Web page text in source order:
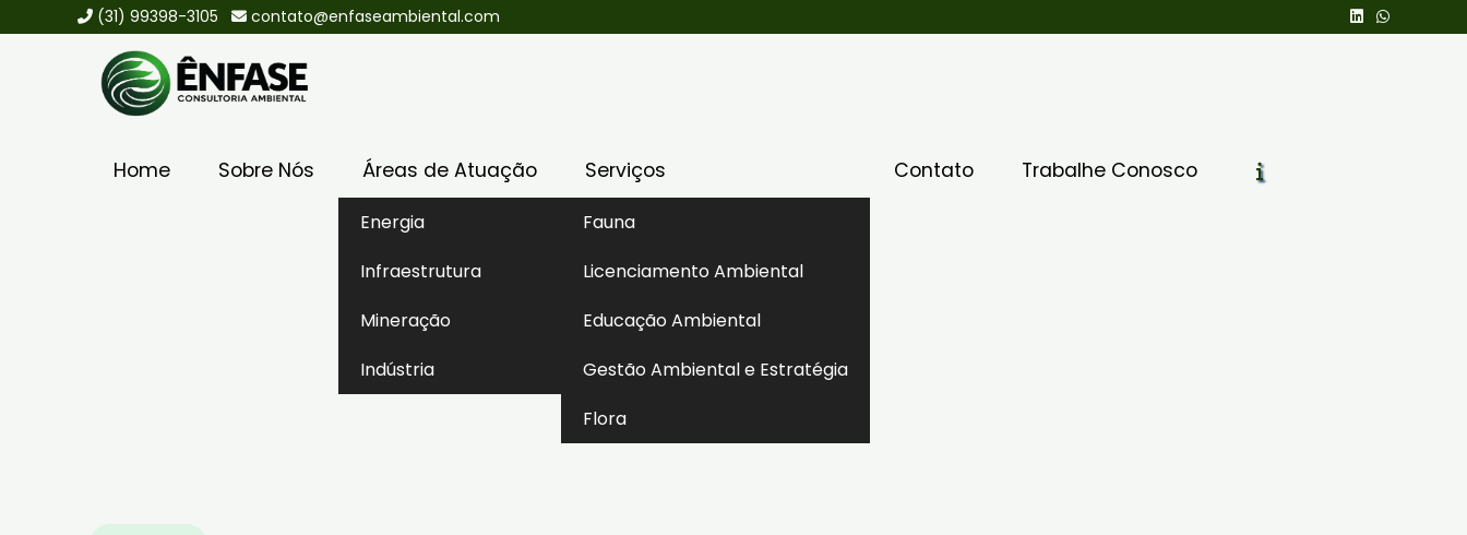
(31) 99398-3105 contato@enfaseambiental.com
Home Sobre Nós Áreas de Atuação
Energia
Infraestrutura
Mineração
Indústria
Serviços
Fauna
Licenciamento Ambiental
Educação Ambiental
Gestão Ambiental e Estratégia
Flora
Contato Trabalhe Conosco
Licença Operacional Corretiva (LOC)